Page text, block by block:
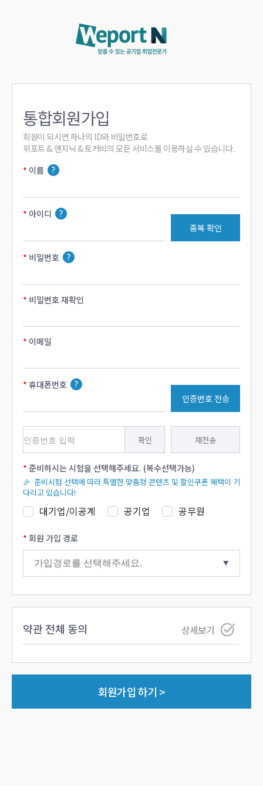
통합회원가입
회원이 되시면 하나의 ID와 비밀번호로
위포트 & 엔지닉 & 토커비의 모든 서비스를 이용하실 수 있습니다.
이름
아이디
중복 확인
비밀번호
비밀번호 재확인
이메일
휴대폰번호
인증번호 전송
확인 재전송
준비하시는 시험을 선택해주세요. (복수선택가능)
🎉 준비시험 선택에 따라 특별한 맞춤형 콘텐츠 및 할인쿠폰 혜택이 기
다리고 있습니다!
대기업/이공계 공기업 공무원
회원 가입 경로
약관 전체 동의 상세보기
회원가입 하기 >